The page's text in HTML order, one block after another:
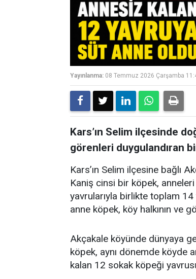
Yayınlanma: 08 Temmuz 2026 Çarşamba
Kars’ın Selim ilçesinde
görenleri duygulandıran
Kars’ın Selim ilçesine bağlı
Kaniş cinsi bir köpek,
yavrularıyla birlikte toplam
anne köpek, köy halkının ve
Akçakale köyünde dünyaya
köpek, aynı dönemde köyde
kalan 12 sokak köpeği